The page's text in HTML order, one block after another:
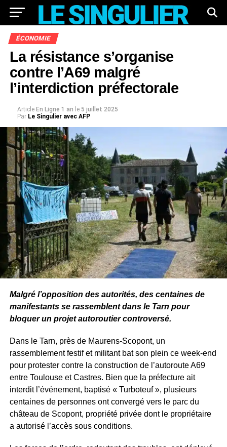
ÉCONOMIE
La résistance s’organise
contre l’A69 malgré
l’interdiction préfectorale
Article En Ligne 1 an le 5 juillet 2025
Par Le Singulier avec AFP
Malgré l’opposition des autorités, des centaines de
manifestants se rassemblent dans le Tarn pour
bloquer un projet autoroutier controversé.
Dans le Tarn, près de Maurens-Scopont, un
rassemblement festif et militant bat son plein ce week-end
pour protester contre la construction de l’autoroute A69
entre Toulouse et Castres. Bien que la préfecture ait
interdit l’événement, baptisé « Turboteuf », plusieurs
centaines de personnes ont convergé vers le parc du
château de Scopont, propriété privée dont le propriétaire
a autorisé l’accès sous conditions.